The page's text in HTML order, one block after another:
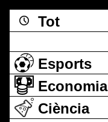
Tot
Esports
Economia
Ciència